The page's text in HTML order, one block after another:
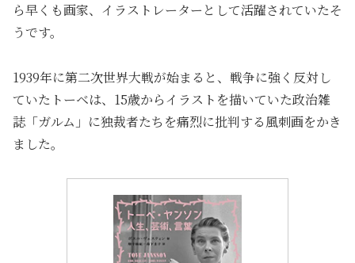
ら早くも画家、イラストレーターとして活躍されていたそ
うです。
1939年に第二次世界大戦が始まると、戦争に強く反対し
ていたトーベは、15歳からイラストを描いていた政治雑
誌「ガルム」に独裁者たちを痛烈に批判する風刺画をかき
ました。